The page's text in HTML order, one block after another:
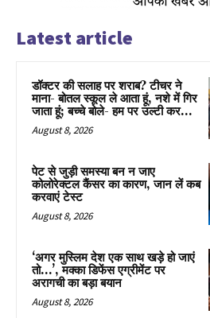
Latest article
डॉक्टर की सलाह पर शराब? टीचर ने
माना- बोतल स्कूल ले आता हूं, नशे में गिर
जाता हूं; बच्चे बोले- हम पर उल्टी कर...
August 8, 2026
पेट से जुड़ी समस्या बन न जाए
कोलोरेक्टल कैंसर का कारण, जान लें कब
करवाएं टेस्ट
August 8, 2026
‘अगर मुस्लिम देश एक साथ खड़े हो जाएं
तो…’, मक्का डिफेंस एग्रीमेंट पर
अरागची का बड़ा बयान
August 8, 2026